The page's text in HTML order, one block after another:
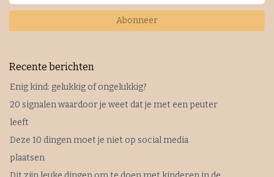
Abonneer
Recente berichten
Enig kind: gelukkig of ongelukkig?
20 signalen waardoor je weet dat je met een peuter
leeft
Deze 10 dingen moet je niet op social media
plaatsen